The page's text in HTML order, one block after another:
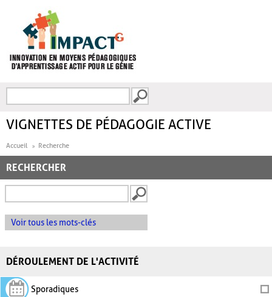
FORMULAIRE DE
VIGNETTES DE PÉDAGOGIE ACTIVE
Accueil Recherche
RECHERCHER
Voir tous les mots-clés
DÉROULEMENT DE L'ACTIVITÉ
Sporadiques